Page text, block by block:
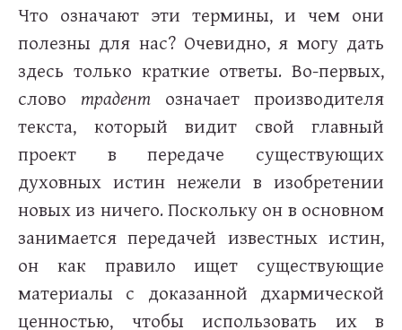
Что означают эти термины, и чем они
полезны для нас? Очевидно, я могу дать
здесь только краткие ответы. Во-первых,
слово традент означает производителя
текста, который видит свой главный
проект в передаче существующих
духовных истин нежели в изобретении
новых из ничего. Поскольку он в основном
занимается передачей известных истин,
он как правило ищет существующие
материалы с доказанной дхармической
ценностью, чтобы использовать их в